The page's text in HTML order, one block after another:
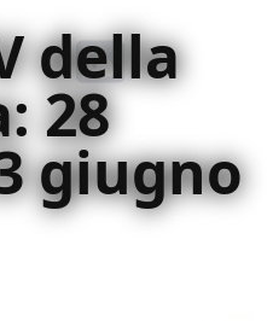
della
28
giugno